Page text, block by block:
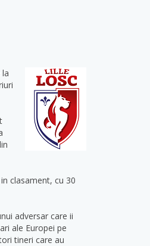
clasament, cu 30
adversar care ii
ale Europei pe
tineri care au